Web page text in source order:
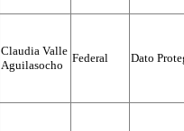
Claudia Valle
Aguilasocho
Federal Dato